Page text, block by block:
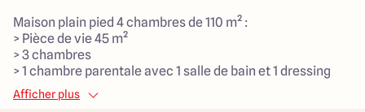
Maison plain pied 4 chambres de 110 m² :
> Pièce de vie 45 m²
> 3 chambres
> 1 chambre parentale avec 1 salle de bain et 1 dressing
> 1 salle de bain principale
> 1 cellier
Afficher plus